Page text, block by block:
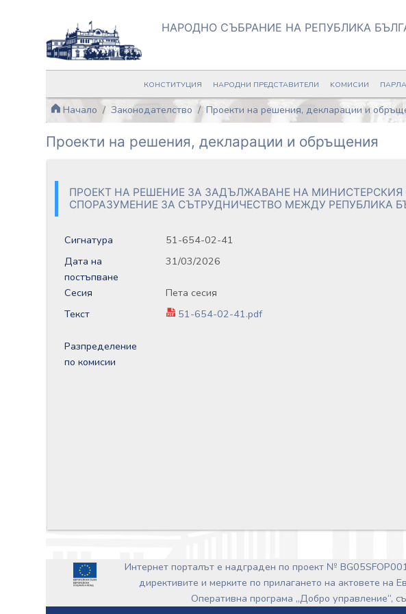
НАРОДНО СЪБРАНИЕ НА РЕПУБЛИКА
КОНСТИТУЦИЯ НАРОДНИ ПРЕДСТАВИТЕЛИ KОМИСИИ
Начало Законодателство Проекти на решения, декларации и
Проекти на решения, декларации и обръщения
ПРОЕКТ НА РЕШЕНИЕ ЗА ЗАДЪЛЖАВАНЕ НА
СПОРАЗУМЕНИЕ ЗА СЪТРУДНИЧЕСТВО МЕЖДУ РЕПУБЛИКА
Сигнатура
51-654-02-41
Дата на
постъпване
31/03/2026
Сесия
Пета сесия
Текст
51-654-02-41.pdf
Разпределение
по комисии
Интернет порталът е надграден по проект №
директивите и мерките по прилагането на актовете на
Оперативна програма „Добро управление“,